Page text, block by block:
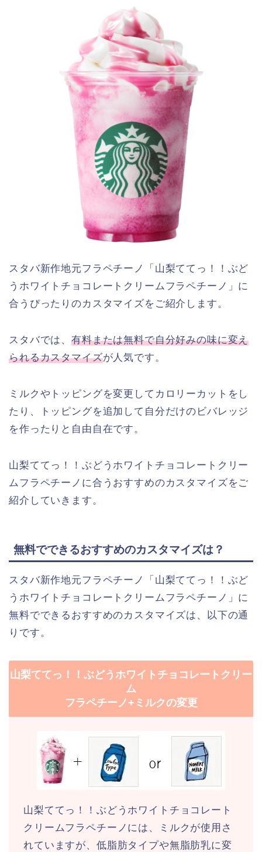
スタバ新作地元フラペチーノ「山梨ててっ！！ぶど
うホワイトチョコレートクリームフラペチーノ」に
合うぴったりのカスタマイズをご紹介します。
スタバでは、有料または無料で自分好みの味に変え
られるカスタマイズが人気です。
ミルクやトッピングを変更してカロリーカットをし
たり、トッピングを追加して自分だけのビバレッジ
を作ったりと自由自在です。
山梨ててっ！！ぶどうホワイトチョコレートクリー
ムフラペチーノに合うおすすめのカスタマイズをご
紹介していきます。
無料でできるおすすめのカスタマイズは？
スタバ新作地元フラペチーノ「山梨ててっ！！ぶど
うホワイトチョコレートクリームフラペチーノ」に
無料でできるおすすめのカスタマイズは、以下の通
りです。
山梨ててっ！！ぶどうホワイトチョコレートクリー
ム
フラペチーノ+ミルクの変更
山梨ててっ！！ぶどうホワイトチョコレート
クリームフラペチーノには、ミルクが使用さ
れていますが、低脂肪タイプや無脂肪乳に変